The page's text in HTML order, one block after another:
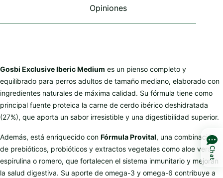
Opiniones
Gosbi Exclusive Iberic Medium es un pienso completo y
equilibrado para perros adultos de tamaño mediano, elaborado con
ingredientes naturales de máxima calidad. Su fórmula tiene como
principal fuente proteica la carne de cerdo ibérico deshidratada
(27%), que aporta un sabor irresistible y una digestibilidad superior.
Además, está enriquecido con Fórmula Provital, una combinación
de prebióticos, probióticos y extractos vegetales como aloe vera,
espirulina o romero, que fortalecen el sistema inmunitario y mejoran
la salud digestiva. Su aporte de omega-3 y omega-6 contribuye a
Chat